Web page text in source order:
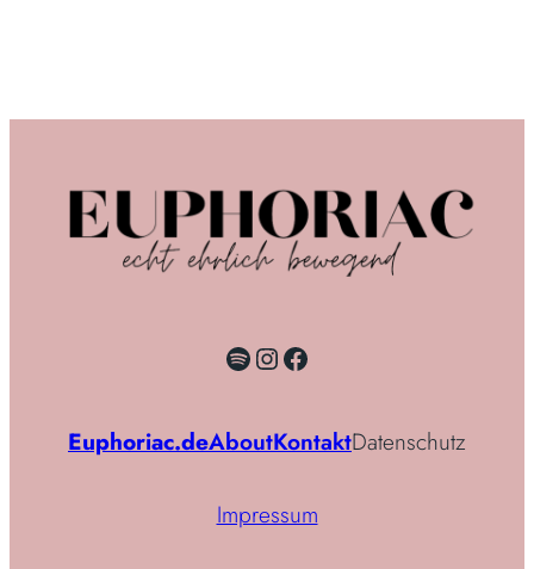
Spotify
Instagram
Facebook
Euphoriac.deAboutKontaktDatenschutz
Impressum